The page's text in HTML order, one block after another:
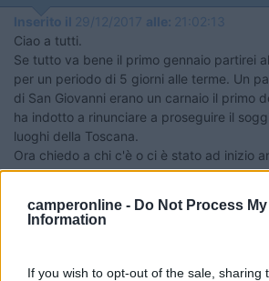
camperonline - Do Not Process
Information
If you wish to opt-out of the sale, sharing
Inserito il 29/12/2017 alle: 21:02:13
Ciao a tutti.
Se tutto va bene il primo gennaio partirei
per un periodo di 5 giorni alle terme. Un
di San Giovanni erano un carnaio il primo
ha indotto a rinunciare a proseguire il
luoghi della Toscana.
Ora chiedo a chi c'è o ci è stato ad inizio
troverò nei due stabilimenti? Un certo
e accettabile ma l'assoluta mancanza di
Fatemi sapere, grazie.